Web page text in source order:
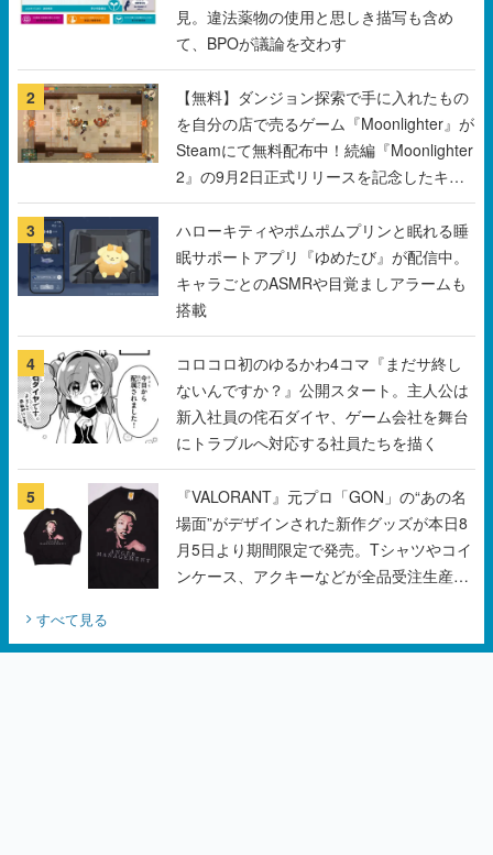
見。違法薬物の使用と思しき描写も含め
て、BPOが議論を交わす
2
【無料】ダンジョン探索で手に入れたもの
を自分の店で売るゲーム『Moonlighter』が
Steamにて無料配布中！続編『Moonlighter
2』の9月2日正式リリースを記念したキャ
ンペーン
3
ハローキティやポムポムプリンと眠れる睡
眠サポートアプリ『ゆめたび』が配信中。
キャラごとのASMRや目覚ましアラームも
搭載
4
コロコロ初のゆるかわ4コマ『まだサ終し
ないんですか？』公開スタート。主人公は
新入社員の侘石ダイヤ、ゲーム会社を舞台
にトラブルへ対応する社員たちを描く
5
『VALORANT』元プロ「GON」の“あの名
場面”がデザインされた新作グッズが本日8
月5日より期間限定で発売。Tシャツやコイ
ンケース、アクキーなどが全品受注生産で
すべて見る